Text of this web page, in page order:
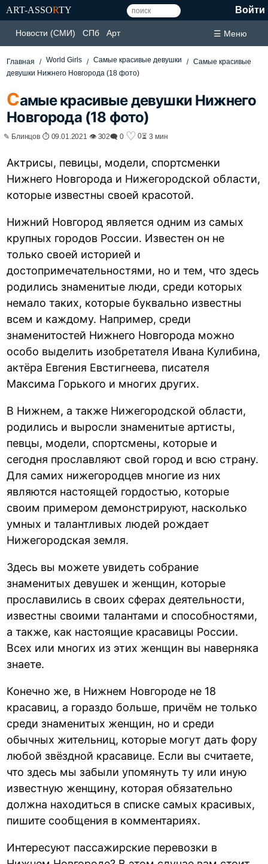
ART-ASSORTY Войти
Новости (СМИ) СПб Арт ☰ Меню
Главная World Girls Самые красивые девушки
Самые красивые
девушки Нижнего Новгорода (18 фото)
Самые красивые девушки Нижнего
Новгорода (18 фото)
✎ Блинцов ⏱ 09.01.2021 👁 302🗨 0 ♡ 0⏳ 3 мин
Актрисы, певицы, модели, спортсменки
Нижнего Новгорода и Нижегородской области,
которые известны своей красотой.
Нижний Новгород является одним из самых
крупных городов России. Известен он не
только своей историей и
достопримечательностями, но и тем, что здесь
родились знаменитые люди, среди которых
немало таких, которые буквально известны
всем и каждому. Например, среди
знаменитостей Нижнего Новгорода можно
особо выделить изобретателя Ивана Кулибина,
актёра Евгения Евстигнеева, писателя
Максима Горького и многих других.
В Нижнем, а также Нижегородской области,
родились и выросли знаменитые артисты,
певцы, модели, спортсмены, которые и
сегодня прославляют свой город и всю страну.
Для самих нижегородцев многие из них
являются настоящей гордостью, которые
своим примером демонстрируют, насколько
умных и талантливых людей рождает
Нижегородская земля.
Здесь вы можете увидеть собрание
знаменитых девушек и женщин, которые
прославились в своих сферах деятельности,
известны своими талантами и способностями,
а также, как настоящие красавицы России.
Всех или многих из этих женщин вы наверняка
знаете.
Конечно же, в Нижнем Новгороде не 18
красавиц, а гораздо больше, причём не только
среди знаменитых женщин, но и среди
обычных жительниц, которые могут дать фору
любой звёздной красавице. Если вы считаете,
что здесь мы забыли упомянуть ту или иную
известную женщину, которая обязательно
должна находиться в списке самых красивых,
пишите сообщения в комментариях.
Интересуют пассажирские перевозки в